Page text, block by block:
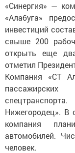
«Синергия» —
«Алабуга»
инвестиций
свыше 200
открыть еще
отметил
Компания «СТ
пассажирских
Нижегородец». В
компания
автомобилей.
человек.